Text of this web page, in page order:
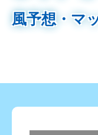
風予想・マ